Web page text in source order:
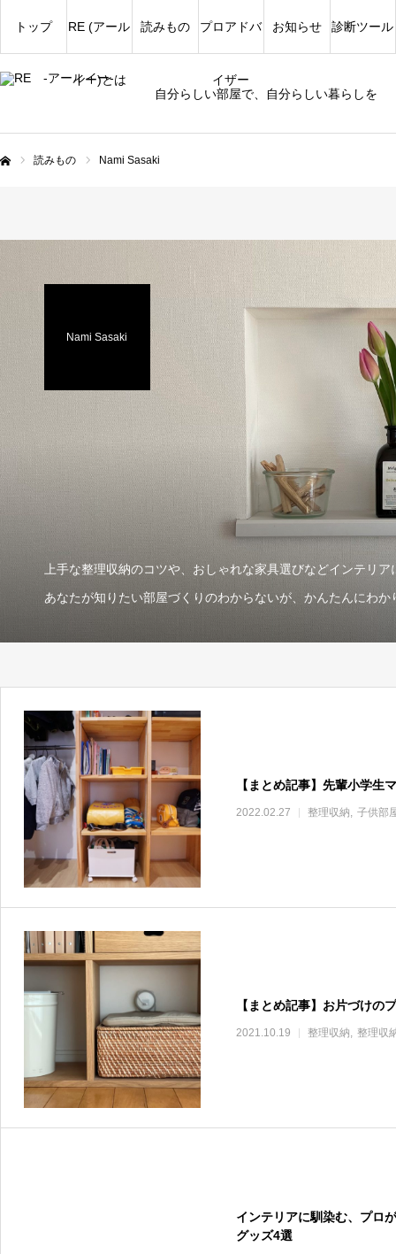
自分らしい部屋で、自分らしい暮らしを
トップ RE (アール
イー)とは
読みもの プロアドバ
イザー
お知らせ 診断ツール
読みもの Nami Sasaki
Nami Sasaki
上手な整理収納のコツや、おしゃれな家具選びなどインテリ
あなたが知りたい部屋づくりのわからないが、かんたんにわ
【まとめ記事】先輩小学生
2022.02.27 整理収納 子供部
【まとめ記事】お片づけの
2021.10.19 整理収納 整理収
インテリアに馴染む、プロ
グッズ4選